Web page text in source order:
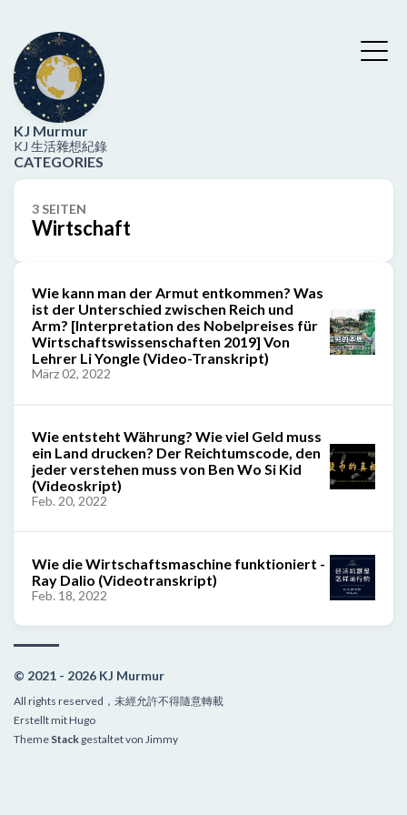
KJ Murmur
KJ 生活雜想紀錄
CATEGORIES
3 SEITEN
Wirtschaft
Wie kann man der Armut entkommen? Was
ist der Unterschied zwischen Reich und
Arm? [Interpretation des Nobelpreises für
Wirtschaftswissenschaften 2019] Von
Lehrer Li Yongle (Video-Transkript)
März 02, 2022
Wie entsteht Währung? Wie viel Geld muss
ein Land drucken? Der Reichtumscode, den
jeder verstehen muss von Ben Wo Si Kid
(Videoskript)
Feb. 20, 2022
Wie die Wirtschaftsmaschine funktioniert -
Ray Dalio (Videotranskript)
Feb. 18, 2022
© 2021 - 2026 KJ Murmur
All rights reserved，未經允許不得隨意轉載
Erstellt mitHugo
Theme Stack gestaltet von Jimmy